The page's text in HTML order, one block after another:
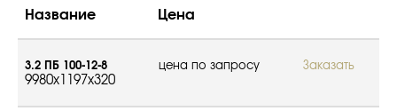
Название Цена
3.2 ПБ 100-12-8
9980x1197x320
цена по запросу Заказать